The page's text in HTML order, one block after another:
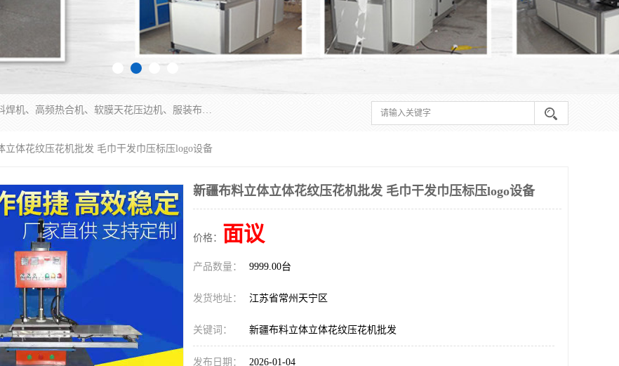
常州联宇机电自动化科技有限公司主营产品：pvc塑料焊机、高频热合机、软膜天花压边机、服装布料凹凸压花机、布料3d压印设备、服装植胶设备、超声波布料花边机、无纺布热合机、全自动压花机。
立体花纹压花机批发 毛巾干发巾压标压logo设备
新疆布料立体立体花纹压花机批发 毛巾干发巾压标压logo设备
价格： 面议
产品数量： 9999.00台
发货地址： 江苏省常州天宁区
关键词： 新疆布料立体立体花纹压花机批发
发布日期： 2026-01-04